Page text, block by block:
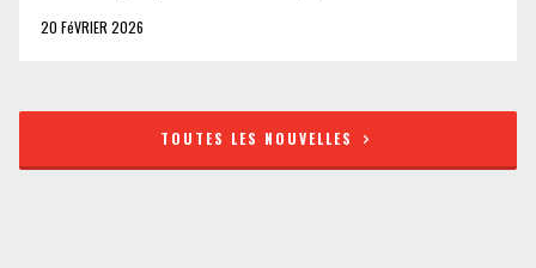
20 FéVRIER 2026
TOUTES LES NOUVELLES